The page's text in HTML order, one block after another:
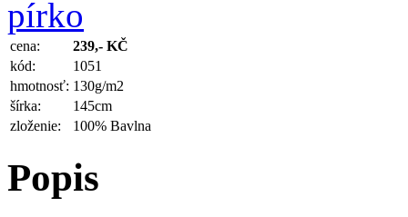
cena:
239,- KČ
kód:
1051
hmotnosť: 130g/m2
šírka:
145cm
zloženie:
100% Bavlna
Popis